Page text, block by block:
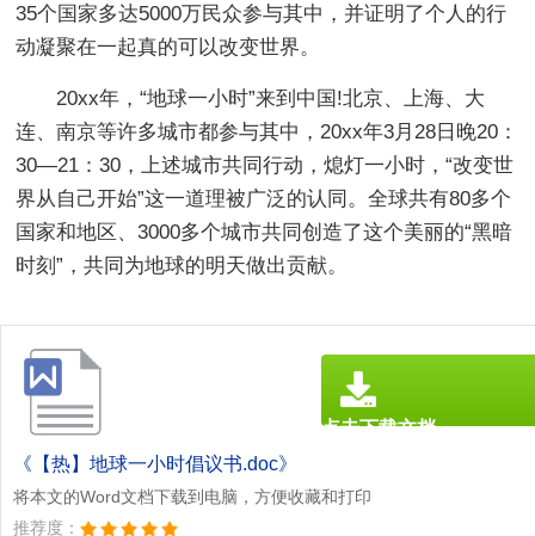
35个国家多达5000万民众参与其中，并证明了个人的行
动凝聚在一起真的可以改变世界。
20xx年，“地球一小时”来到中国!北京、上海、大
连、南京等许多城市都参与其中，20xx年3月28日晚20：
30—21：30，上述城市共同行动，熄灯一小时，“改变世
界从自己开始”这一道理被广泛的认同。全球共有80多个
国家和地区、3000多个城市共同创造了这个美丽的“黑暗
时刻”，共同为地球的明天做出贡献。
《【热】地球一小时倡议书.doc》
将本文的Word文档下载到电脑，方便收藏和打印
推荐度：
点击下载文档